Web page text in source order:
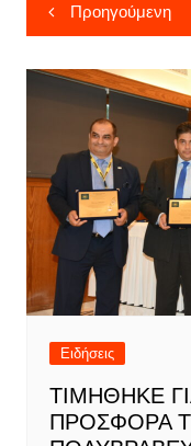
άρθρων
Προηγούμενη
Ειδήσεις
ΤΙΜΗΘΗΚΕ
ΠΡΟΣΦΟΡΑ